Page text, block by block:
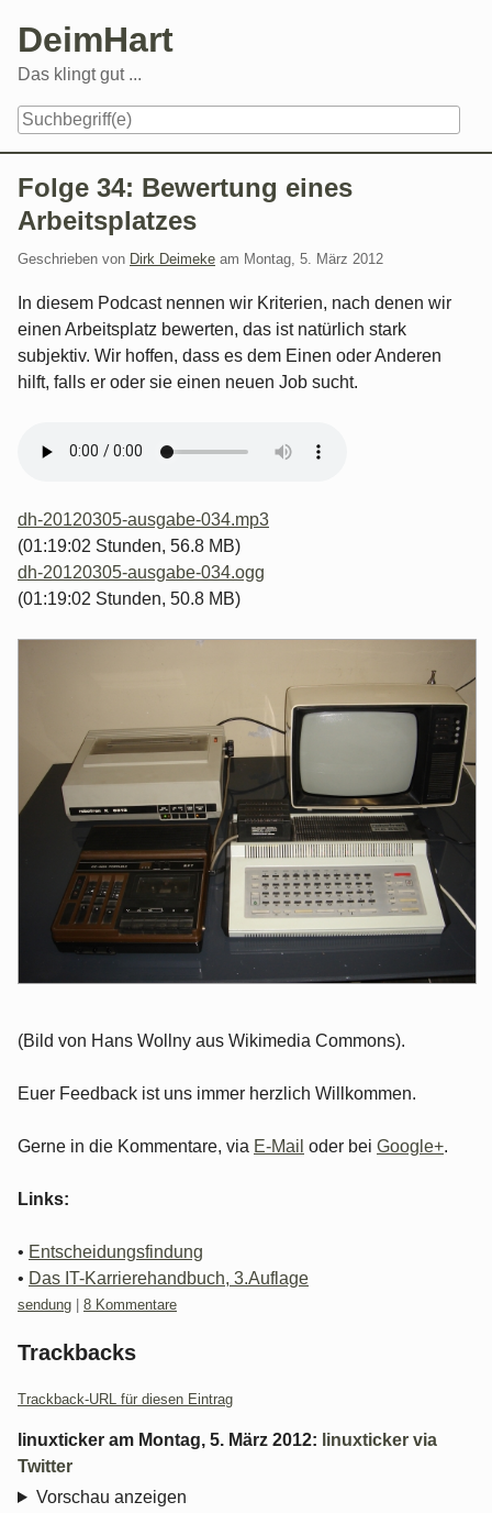
content
DeimHart
Das klingt gut ...
Folge 34: Bewertung eines
Arbeitsplatzes
Geschrieben von Dirk Deimeke am Montag, 5. März 2012
In diesem Podcast nennen wir Kriterien, nach denen wir
einen Arbeitsplatz bewerten, das ist natürlich stark
subjektiv. Wir hoffen, dass es dem Einen oder Anderen
hilft, falls er oder sie einen neuen Job sucht.
dh-20120305-ausgabe-034.mp3
(01:19:02 Stunden, 56.8 MB)
dh-20120305-ausgabe-034.ogg
(01:19:02 Stunden, 50.8 MB)
(Bild von Hans Wollny aus Wikimedia Commons).
Euer Feedback ist uns immer herzlich Willkommen.
Gerne in die Kommentare, via E-Mail oder bei Google+.
Links:
• Entscheidungsfindung
• Das IT-Karrierehandbuch, 3.Auflage
Kategorien:
sendung 8 Kommentare
Trackbacks
Trackback-URL für diesen Eintrag
linuxticker am Montag, 5. März 2012: linuxticker via
Twitter
Vorschau anzeigen